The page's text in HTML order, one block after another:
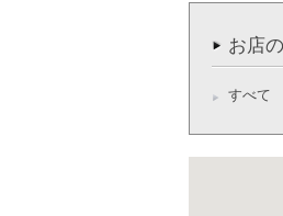
お店
すべて